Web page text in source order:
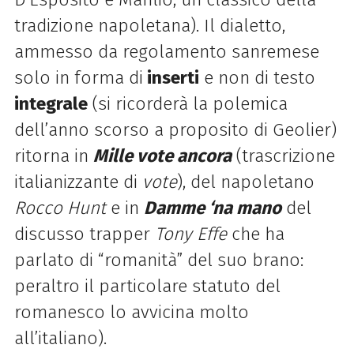
tradizione napoletana). Il dialetto,
ammesso da regolamento sanremese
solo in forma di inserti e non di testo
integrale(si ricorderà la polemica
dell’anno scorso a proposito di Geolier)
ritorna in Mille vote ancora(trascrizione
italianizzante di vote), del napoletano
Rocco Hunte in Damme ‘na manodel
discusso trapper Tony Effeche ha
parlato di “romanità” del suo brano:
peraltro il particolare statuto del
romanesco lo avvicina molto
all’italiano).